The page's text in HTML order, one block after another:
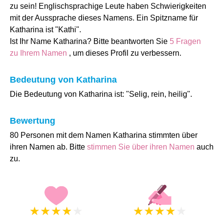
zu sein! Englischsprachige Leute haben Schwierigkeiten
mit der Aussprache dieses Namens. Ein Spitzname für
Katharina ist "Kathi".
Ist Ihr Name Katharina? Bitte beantworten Sie 5 Fragen
zu Ihrem Namen , um dieses Profil zu verbessern.
Bedeutung von Katharina
Die Bedeutung von Katharina ist: "Selig, rein, heilig".
Bewertung
80 Personen mit dem Namen Katharina stimmten über
ihren Namen ab. Bitte stimmen Sie über ihren Namen auch
zu.
★★★★ ★★★★